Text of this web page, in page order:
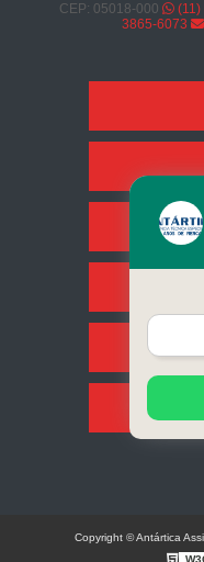
CEP: 05018-000
(11)
3865-6073
Copyright © Antártica